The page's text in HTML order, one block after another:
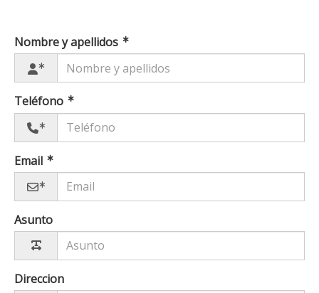
Nombre y apellidos
Teléfono
Email
Asunto
Direccion